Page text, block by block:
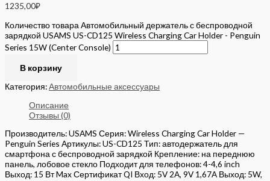
1235,00₽
Количество товара Автомобильный держатель с беспроводной
зарядкой USAMS US-CD125 Wireless Charging Car Holder - Penguin
Series 15W (Center Console)
В корзину
Категория:Автомобильные аксессуары
Описание
Отзывы (0)
Производитель: USAMS Серия: Wireless Charging Car Holder —
Penguin Series Артикулы: US-CD125 Тип: автодержатель для
смартфона с беспроводной зарядкой Крепление: на переднюю
панель, лобовое стекло Подходит для телефонов: 4-4,6 inch
Выход: 15 Вт Max Сертификат QI Вход: 5V 2A, 9V 1,67A Выход: 5W,